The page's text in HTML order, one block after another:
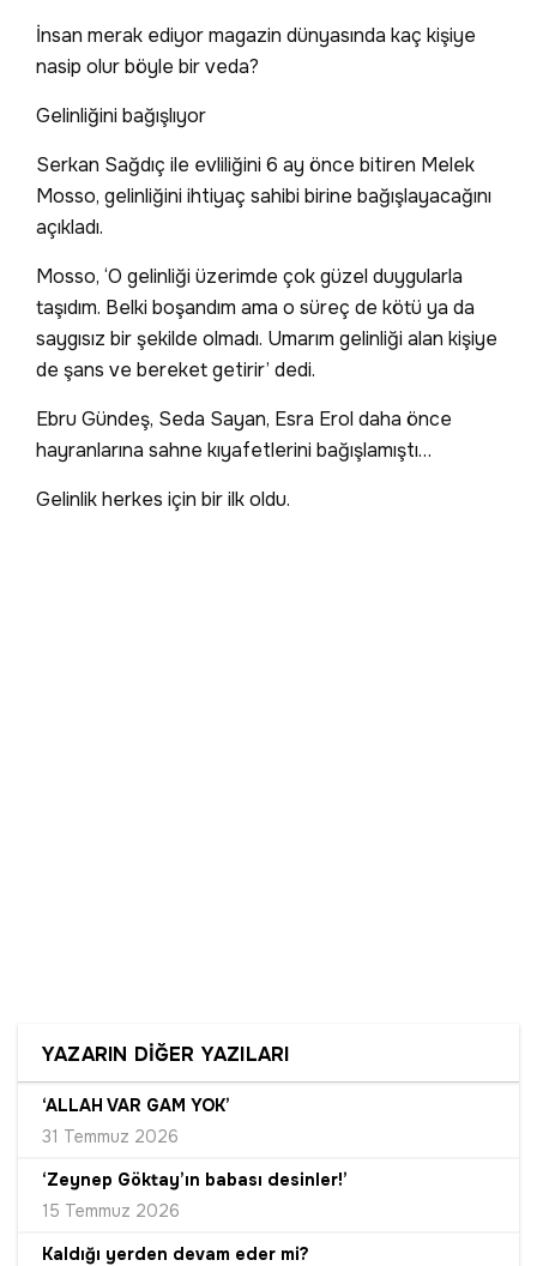
İnsan merak ediyor magazin dünyasında kaç kişiye
nasip olur böyle bir veda?
Gelinliğini bağışlıyor
Serkan Sağdıç ile evliliğini 6 ay önce bitiren Melek
Mosso, gelinliğini ihtiyaç sahibi birine bağışlayacağını
açıkladı.
Mosso, ‘O gelinliği üzerimde çok güzel duygularla
taşıdım. Belki boşandım ama o süreç de kötü ya da
saygısız bir şekilde olmadı. Umarım gelinliği alan kişiye
de şans ve bereket getirir’ dedi.
Ebru Gündeş, Seda Sayan, Esra Erol daha önce
hayranlarına sahne kıyafetlerini bağışlamıştı…
Gelinlik herkes için bir ilk oldu.
YAZARIN DİĞER YAZILARI
‘ALLAH VAR GAM YOK’
31 Temmuz 2026
‘Zeynep Göktay’ın babası desinler!’
15 Temmuz 2026
Kaldığı yerden devam eder mi?